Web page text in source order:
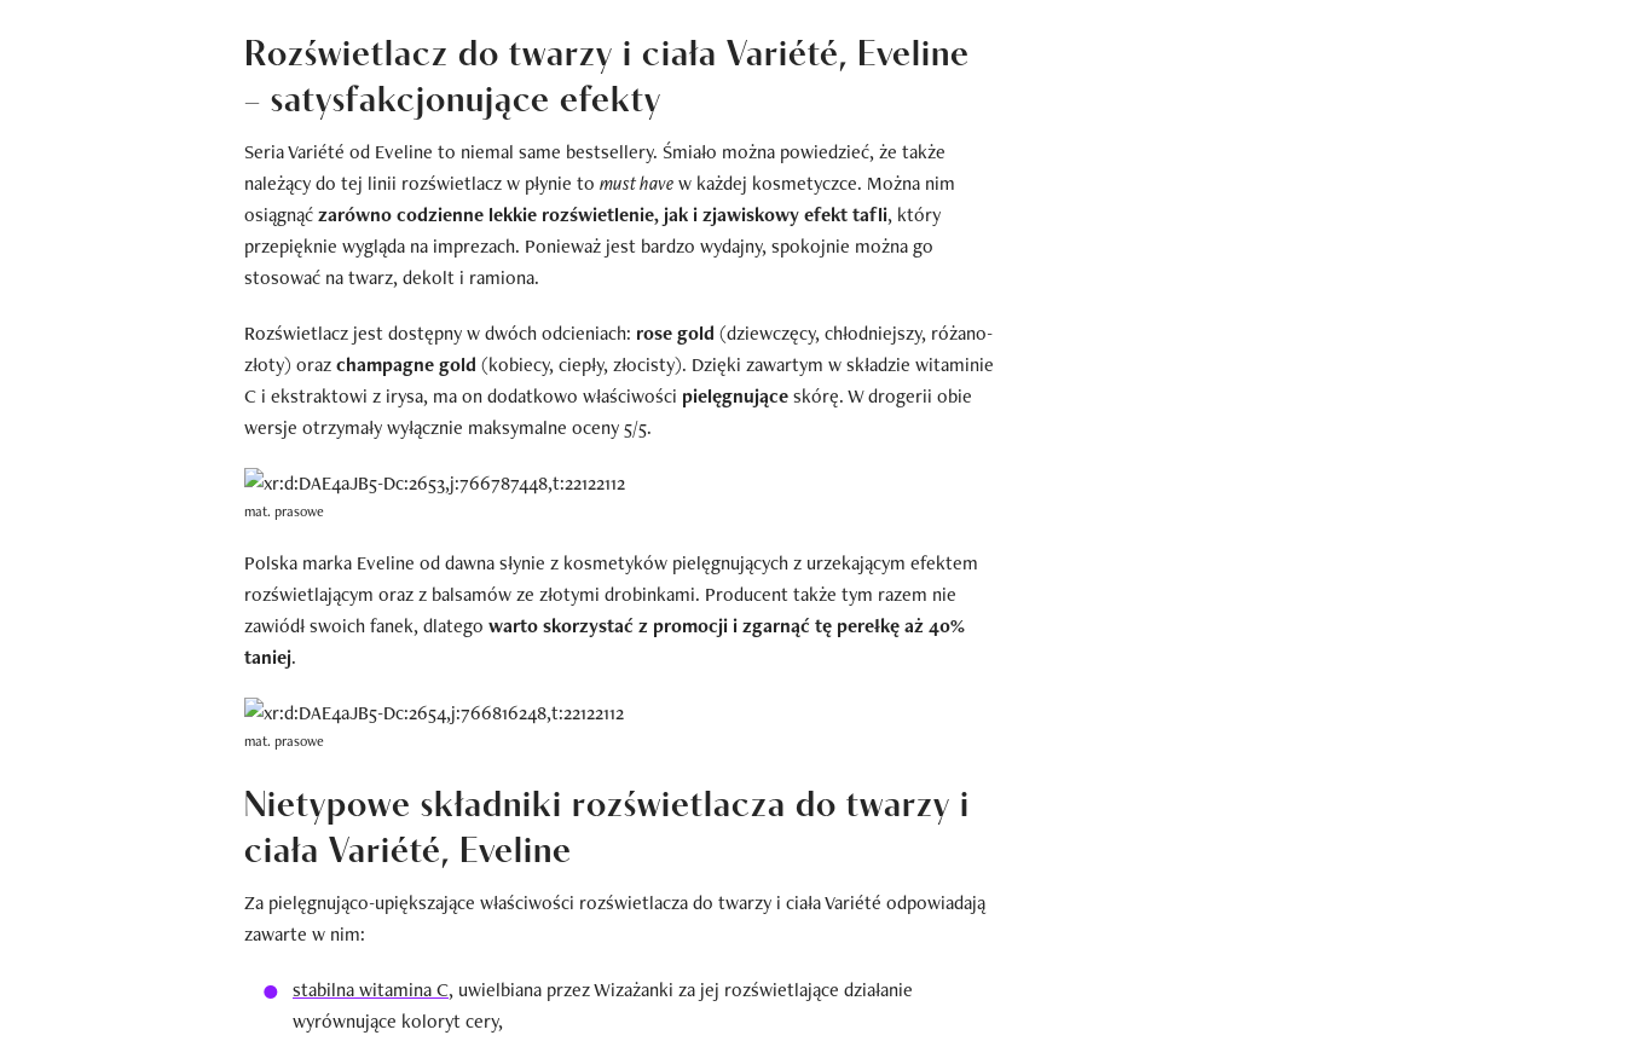
Rozświetlacz do twarzy i ciała Variété, Eveline
– satysfakcjonujące efekty
Seria Variété od Eveline to niemal same bestsellery. Śmiało można powiedzieć, że także
należący do tej linii rozświetlacz w płynie to must havew każdej kosmetyczce. Można nim
osiągnąćzarówno codzienne lekkie rozświetlenie, jak i zjawiskowy efekt tafli, który
przepięknie wygląda na imprezach. Ponieważ jest bardzo wydajny, spokojnie można go
stosować na twarz, dekolt i ramiona.
Rozświetlacz jest dostępny w dwóch odcieniach: rose gold (dziewczęcy, chłodniejszy, różano-
złoty) orazchampagne gold (kobiecy, ciepły, złocisty). Dzięki zawartym w składzie witaminie
C i ekstraktowi z irysa, ma on dodatkowo właściwości pielęgnująceskórę. W drogerii obie
wersje otrzymały wyłącznie maksymalne oceny 5/5.
mat. prasowe
Polska marka Eveline od dawna słynie z kosmetyków pielęgnujących z urzekającym efektem
rozświetlającym oraz z balsamów ze złotymi drobinkami. Producent także tym razem nie
zawiódł swoich fanek, dlatego warto skorzystać z promocji i zgarnąć tę perełkę aż 40%
taniej.
mat. prasowe
Nietypowe składniki rozświetlacza do twarzy i
ciała Variété, Eveline
Za pielęgnująco-upiększające właściwości rozświetlacza do twarzy i ciała Variété odpowiadają
zawarte w nim:
stabilna witamina C, uwielbiana przez Wizażanki za jej rozświetlające działanie
wyrównujące koloryt cery,